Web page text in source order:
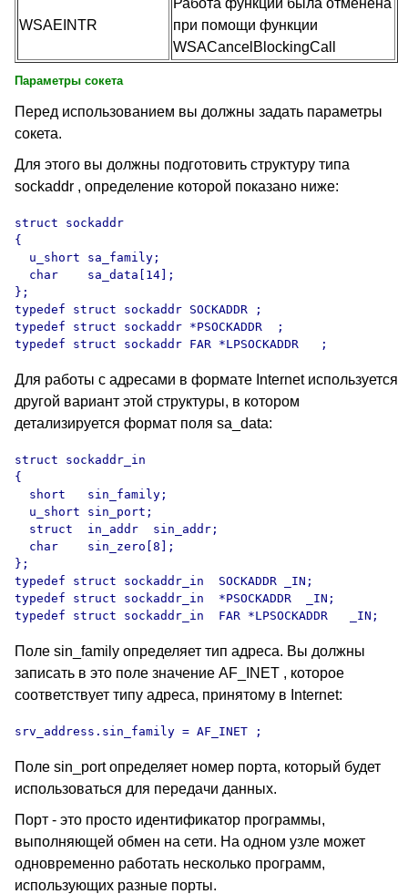
WSAEINTR
Работа функции была отменена
при помощи функции
WSACancelBlockingCall
Параметры сокета
Перед использованием вы должны задать параметры
сокета.
Для этого вы должны подготовить структуру типа
sockaddr , определение которой показано ниже:
struct sockaddr
{
  u_short sa_family;
  char    sa_data[14];
};
typedef struct sockaddr SOCKADDR ;
typedef struct sockaddr *PSOCKADDR  ;
Для работы с адресами в формате Internet используется
другой вариант этой структуры, в котором
детализируется формат поля sa_data:
struct sockaddr_in
{
  short   sin_family;
  u_short sin_port;
  struct  in_addr  sin_addr;
  char    sin_zero[8];
};
typedef struct sockaddr_in  SOCKADDR _IN;
typedef struct sockaddr_in  *PSOCKADDR  _IN;
Поле sin_family определяет тип адреса. Вы должны
записать в это поле значение AF_INET , которое
соответствует типу адреса, принятому в Internet:
srv_address.sin_family = AF_INET ;
Поле sin_port определяет номер порта, который будет
использоваться для передачи данных.
Порт - это просто идентификатор программы,
выполняющей обмен на сети. На одном узле может
одновременно работать несколько программ,
использующих разные порты.